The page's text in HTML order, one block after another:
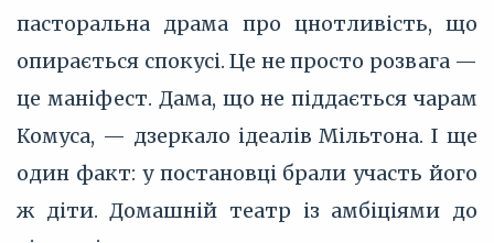
пасторальна драма про цнотливість, що
опирається спокусі. Це не просто розвага —
це маніфест. Дама, що не піддається чарам
Комуса, — дзеркало ідеалів Мільтона. І ще
один факт: у постановці брали участь його
ж діти. Домашній театр із амбіціями до